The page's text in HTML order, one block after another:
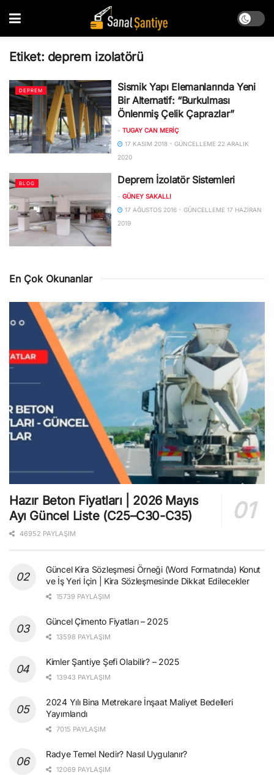
Etiket: deprem izolatörü
DEPREM
Sismik Yapı Elemanlarında Yeni
Bir Alternatif: “Burkulması
Önlenmiş Çelik Çaprazlar”
- TUGAY CAN MERİÇ
17 KASIM 2018 - GÜNCELLEME 22 ARALIK
2020
BLOG Deprem İzolatör Sistemleri
- GÜNEY SAKALLI
17 AĞUSTOS 2016 - GÜNCELLEME 17 HAZIRAN
2019
En Çok Okunanlar
Hazır Beton Fiyatları | 2026 Mayıs
Ayı Güncel Liste (C25–C30-C35)
46952 PAYLAŞIM
Güncel Kira Sözleşmesi Örneği (Word Formatında) Konut
ve İş Yeri İçin | Kira Sözleşmesinde Dikkat Edilecekler
15739 PAYLAŞIM
Güncel Çimento Fiyatları – 2025
13598 PAYLAŞIM
Kimler Şantiye Şefi Olabilir? – 2025
13943 PAYLAŞIM
2024 Yılı Bina Metrekare İnşaat Maliyet Bedelleri
Yayımlandı
7015 PAYLAŞIM
Radye Temel Nedir? Nasıl Uygulanır?
12069 PAYLAŞIM